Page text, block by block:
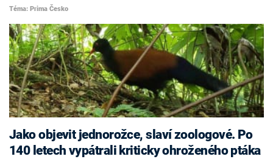
Téma: Prima Česko
Jako objevit jednorožce, slaví zoologové. Po
140 letech vypátrali kriticky ohroženého ptáka